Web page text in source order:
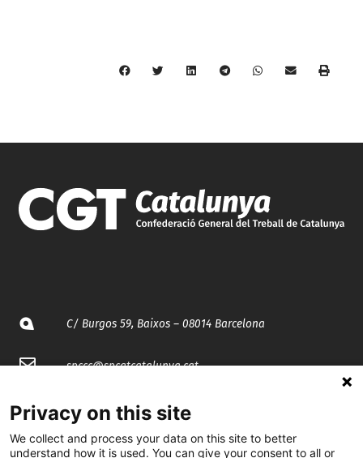
C/ Burgos 59, Baixos – 08014 Barcelona
spccc@spcgtcatalunya.cat
@CGTCatalunya
Privacy on this site
We collect and process your data on this site to better
understand how it is used. You can give your consent to all or